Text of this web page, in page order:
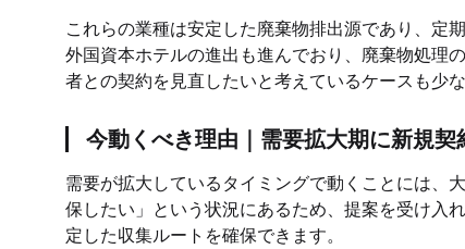
これらの業種は安定した廃棄物排出源であり、定
外国資本ホテルの進出も進んでおり、廃棄物処理
者との契約を見直したいと考えているケースも少
今動くべき理由｜需要拡大期に新規契
需要が拡大しているタイミングで動くことには、
保したい」という状況にあるため、提案を受け入
定した収集ルートを確保できます。